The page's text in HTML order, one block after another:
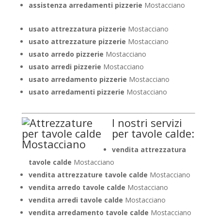
assistenza arredamenti pizzerie Mostacciano
usato attrezzatura pizzerie Mostacciano
usato attrezzature pizzerie Mostacciano
usato arredo pizzerie Mostacciano
usato arredi pizzerie Mostacciano
usato arredamento pizzerie Mostacciano
usato arredamenti pizzerie Mostacciano
I nostri servizi
per tavole calde:
vendita attrezzatura
tavole calde Mostacciano
vendita attrezzature tavole calde Mostacciano
vendita arredo tavole calde Mostacciano
vendita arredi tavole calde Mostacciano
vendita arredamento tavole calde Mostacciano